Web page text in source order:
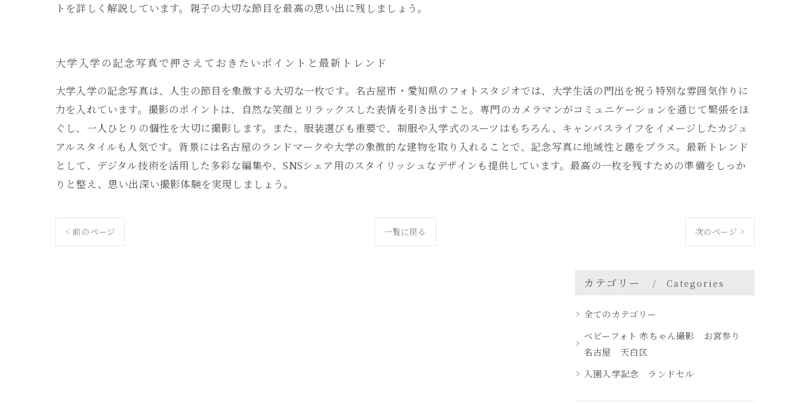
トを詳しく解説しています。親子の大切な節目を最高の思い出に残しましょう。
大学入学の記念写真で押さえておきたいポイントと最新トレンド
大学入学の記念写真は、人生の節目を象徴する大切な一枚です。名古屋市・愛知県のフォトスタジオでは、大学生活の門出を祝う特別な雰囲気作りに
力を入れています。撮影のポイントは、自然な笑顔とリラックスした表情を引き出すこと。専門のカメラマンがコミュニケーションを通じて緊張をほ
ぐし、一人ひとりの個性を大切に撮影します。また、服装選びも重要で、制服や入学式のスーツはもちろん、キャンパスライフをイメージしたカジュ
アルスタイルも人気です。背景には名古屋のランドマークや大学の象徴的な建物を取り入れることで、記念写真に地域性と趣をプラス。最新トレンド
として、デジタル技術を活用した多彩な編集や、SNSシェア用のスタイリッシュなデザインも提供しています。最高の一枚を残すための準備をしっか
りと整え、思い出深い撮影体験を実現しましょう。
< 前のページ 一覧に戻る 次のページ >
カテゴリー Categories
全てのカテゴリー
ベビーフォト 赤ちゃん撮影 お宮参り
名古屋 天白区
入園入学記念 ランドセル